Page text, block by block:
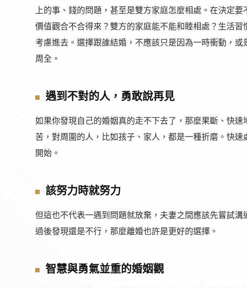
上的事、錢的問題，甚至是雙方家庭怎麼相處。在決定
價值觀合不合得來？雙方的家庭能不能和睦相處？生活
考慮進去。選擇跟誰結婚，不應該只是因為一時衝動，
周全。
遇到不對的人，勇敢說再見
如果你發現自己的婚姻真的走不下去了，那麼果斷、快
苦，對周圍的人，比如孩子、家人，都是一種折磨。快
開始。
該努力時就努力
但這也不代表一遇到問題就放棄，夫妻之間應該先嘗試
過後發現還是不行，那麼離婚也許是更好的選擇。
智慧與勇氣並重的婚姻觀